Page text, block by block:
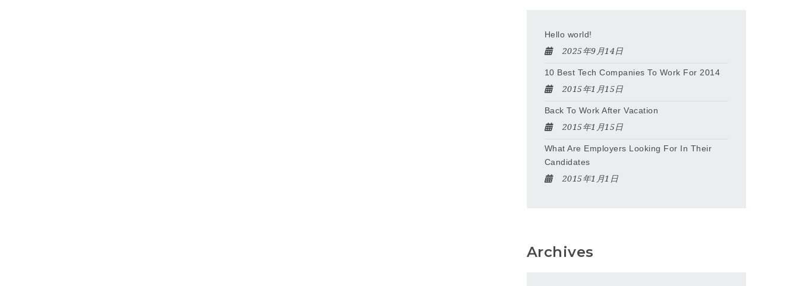
Hello world!
2025年9月14日
10 Best Tech Companies To Work For 2014
2015年1月15日
Back To Work After Vacation
2015年1月15日
What Are Employers Looking For In Their
Candidates
2015年1月1日
Archives